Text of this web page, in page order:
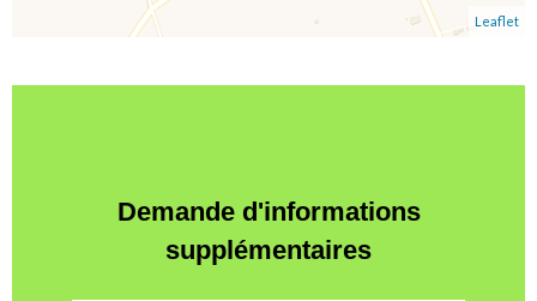
Leaflet
Demande d'informations
supplémentaires